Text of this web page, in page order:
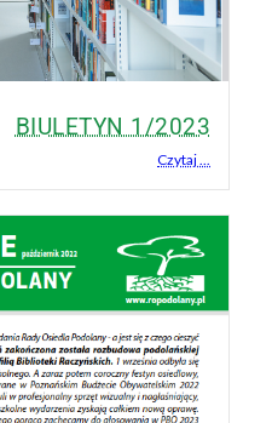
BIULETYN 1/2023
Czytaj ...